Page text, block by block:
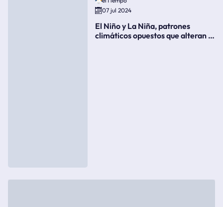
07 jul 2024
El Niño y La Niña, patrones
climáticos opuestos que alteran la